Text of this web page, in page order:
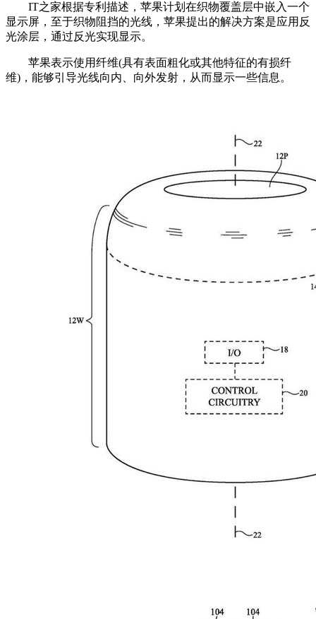
IT之家根据专利描述，苹果计划在织物覆盖层中嵌入一个
显示屏，至于织物阻挡的光线，苹果提出的解决方案是应用反
光涂层，通过反光实现显示。
苹果表示使用纤维(具有表面粗化或其他特征的有损纤
维)，能够引导光线向内、向外发射，从而显示一些信息。